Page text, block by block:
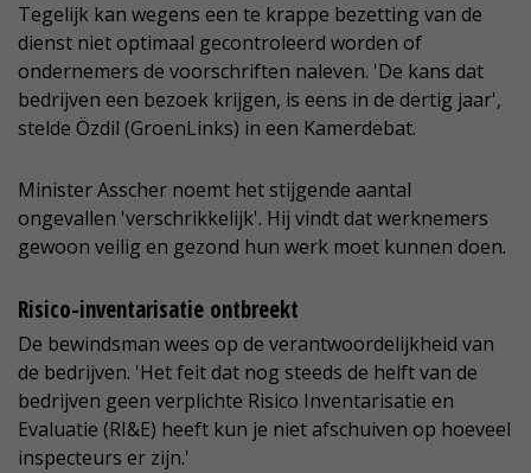
Tegelijk kan wegens een te krappe bezetting van de
dienst niet optimaal gecontroleerd worden of
ondernemers de voorschriften naleven. 'De kans dat
bedrijven een bezoek krijgen, is eens in de dertig jaar',
stelde Özdil (GroenLinks) in een Kamerdebat.
Minister Asscher noemt het stijgende aantal
ongevallen 'verschrikkelijk'. Hij vindt dat werknemers
gewoon veilig en gezond hun werk moet kunnen doen.
Risico-inventarisatie ontbreekt
De bewindsman wees op de verantwoordelijkheid van
de bedrijven. 'Het feit dat nog steeds de helft van de
bedrijven geen verplichte Risico Inventarisatie en
Evaluatie (RI&E) heeft kun je niet afschuiven op hoeveel
inspecteurs er zijn.'